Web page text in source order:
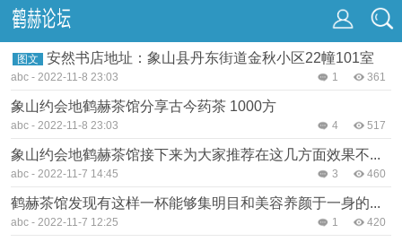
图文 安然书店地址：象山县丹东街道金秋小区22幢101室
abc - 2022-11-8 23:03 361
1
象山约会地鹤赫茶馆分享古今药茶 1000方
abc - 2022-11-8 23:03 517
4
象山约会地鹤赫茶馆接下来为大家推荐在这几方面效果不...
abc - 2022-11-7 14:45 460
3
鹤赫茶馆发现有这样一杯能够集明目和美容养颜于一身的...
abc - 2022-11-7 12:25 420
1